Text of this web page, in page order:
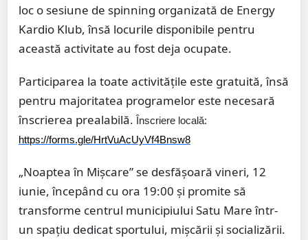
loc o sesiune de spinning organizată de Energy
Kardio Klub, însă locurile disponibile pentru
această activitate au fost deja ocupate.
Participarea la toate activitățile este gratuită, însă
pentru majoritatea programelor este necesară
înscrierea prealabilă. Înscriere locală:
https://forms.gle/HrtVuAcUyVf4Bnsw8
„Noaptea în Mișcare” se desfășoară vineri, 12
iunie, începând cu ora 19:00 și promite să
transforme centrul municipiului Satu Mare într-
un spațiu dedicat sportului, mișcării și socializării.